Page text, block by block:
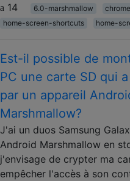
14
6.0-marshmallow
home-screen-shortcuts
home-
Est-il possible de
PC une carte SD qui
par un appareil
Marshmallow?
J'ai un duos Samsung
Android Marshmallow en
j'envisage de crypter ma
empêcher l'accès à son